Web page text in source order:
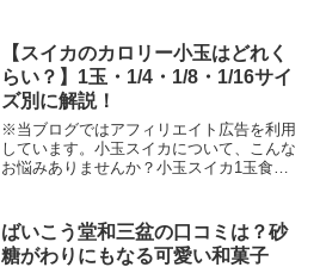
違いがあるんですよ。「冷めても美味しい
お米がいいの...
【スイカのカロリー小玉はどれく
らい？】1玉・1/4・1/8・1/16サイ
ズ別に解説！
※当ブログではアフィリエイト広告を利用
しています。小玉スイカについて、こんな
お悩みありませんか？小玉スイカ1玉食べ
とのカロリーが知りたい小玉と大玉でカロ
リーが違...
ばいこう堂和三盆の口コミは？砂
糖がわりにもなる可愛い和菓子